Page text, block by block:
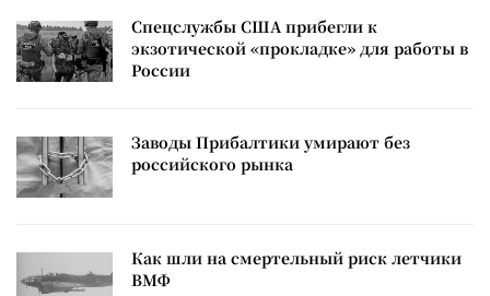
Спецслужбы США прибегли к
экзотической «прокладке» для работы в
России
Заводы Прибалтики умирают без
российского рынка
Как шли на смертельный риск летчики
ВМФ